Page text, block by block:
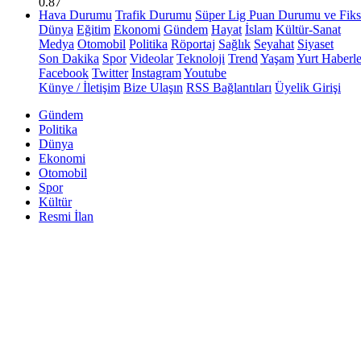
Hava Durumu Trafik Durumu Süper Lig Puan Durumu ve
Dünya Eğitim Ekonomi Gündem Hayat İslam Kültür-Sanat
Medya Otomobil Politika Röportaj Sağlık Seyahat Siyaset
Son Dakika Spor Videolar Teknoloji Trend YaşamYurt
Facebook Twitter InstagramYoutube
Künye / İletişim Bize Ulaşın RSS Bağlantıları Üyelik Girişi
Gündem
Politika
Dünya
Ekonomi
Otomobil
Spor
Kültür
Resmi İlan